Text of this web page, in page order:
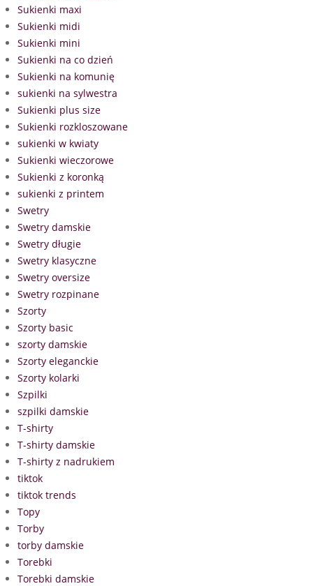
Sukienki maxi
Sukienki midi
Sukienki mini
Sukienki na co dzień
Sukienki na komunię
sukienki na sylwestra
Sukienki plus size
Sukienki rozkloszowane
sukienki w kwiaty
Sukienki wieczorowe
Sukienki z koronką
sukienki z printem
Swetry
Swetry damskie
Swetry długie
Swetry klasyczne
Swetry oversize
Swetry rozpinane
Szorty
Szorty basic
szorty damskie
Szorty eleganckie
Szorty kolarki
Szpilki
szpilki damskie
T-shirty
T-shirty damskie
T-shirty z nadrukiem
tiktok
tiktok trends
Topy
Torby
torby damskie
Torebki
Torebki damskie